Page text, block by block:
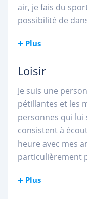
air, je fais du
possibilité de
Plus
Loisir
Je suis une
pétillantes et les
personnes qui lui
consistent à
heure avec mes
particulièrement
Plus